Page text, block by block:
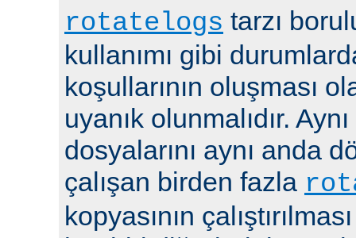
rotatelogs tarzı
kullanımı gibi
koşullarının oluşması
uyanık olunmalıdır.
dosyalarını aynı anda
çalışan birden fazla
kopyasının